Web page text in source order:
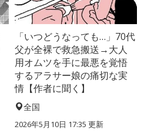
「いつどうなっても…」70代
父が全裸で救急搬送→大人
用オムツを手に最悪を覚悟
するアラサー娘の痛切な実
情【作者に聞く】
全国
2026年5月10日 17:35 更新